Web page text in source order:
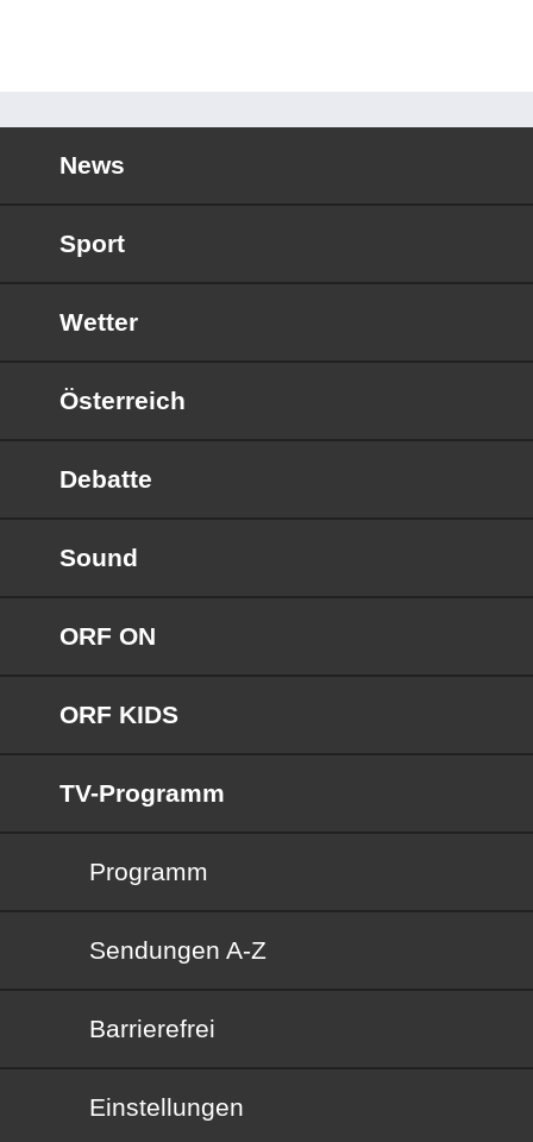
News
Sport
Wetter
Österreich
Debatte
Sound
ORF ON
ORF KIDS
TV-Programm
Programm
Sendungen von A bis Z
Sendungen A-Z
Barrierefrei
Barrierefrei
Einstellungen